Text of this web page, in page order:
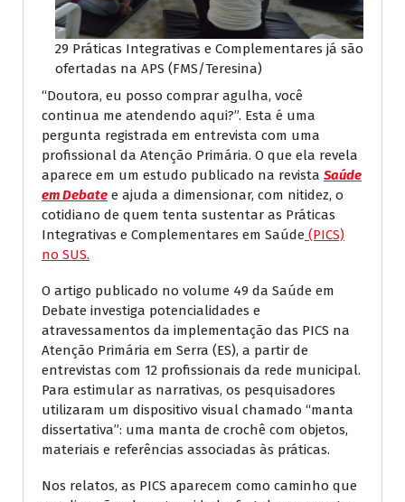
29 Práticas Integrativas e Complementares já são
ofertadas na APS (FMS/Teresina)
“Doutora, eu posso comprar agulha, você
continua me atendendo aqui?”. Esta é uma
pergunta registrada em entrevista com uma
profissional da Atenção Primária. O que ela revela
aparece em um estudo publicado na revista Saúde
em Debate e ajuda a dimensionar, com nitidez, o
cotidiano de quem tenta sustentar as Práticas
Integrativas e Complementares em Saúde (PICS)
no SUS.
O artigo publicado no volume 49 da Saúde em
Debate investiga potencialidades e
atravessamentos da implementação das PICS na
Atenção Primária em Serra (ES), a partir de
entrevistas com 12 profissionais da rede municipal.
Para estimular as narrativas, os pesquisadores
utilizaram um dispositivo visual chamado “manta
dissertativa”: uma manta de crochê com objetos,
materiais e referências associadas às práticas.
Nos relatos, as PICS aparecem como caminho que